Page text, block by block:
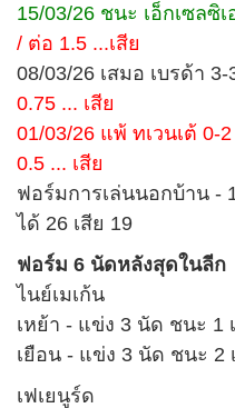
15/03/26 ชนะ เอ็กเซลซิ
/ ต่อ 1.5 ...เสีย
08/03/26 เสมอ เบรด้า
0.75 ... เสีย
01/03/26 แพ้ ทเวนเต้ 0-
0.5 ... เสีย
ฟอร์มการเล่นนอกบ้าน -
ได้ 26 เสีย 19
ฟอร์ม 6 นัดหลังสุดในลีก
ไนย์เมเก้น
เหย้า - แข่ง 3 นัด ชนะ 1
เยือน - แข่ง 3 นัด ชนะ 2
เฟเยนูร์ด